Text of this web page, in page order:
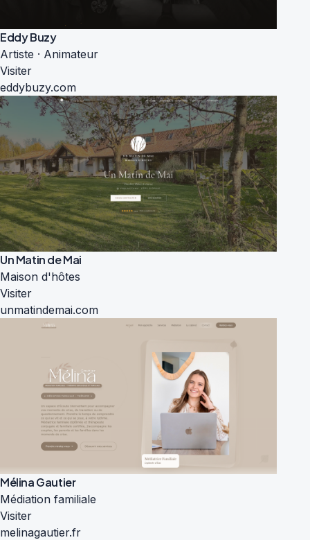
Eddy Buzy
Artiste · Animateur
Visiter
eddybuzy.com
Un Matin de Mai
Maison d'hôtes
Visiter
unmatindemai.com
Mélina Gautier
Médiation familiale
Visiter
melinagautier.fr